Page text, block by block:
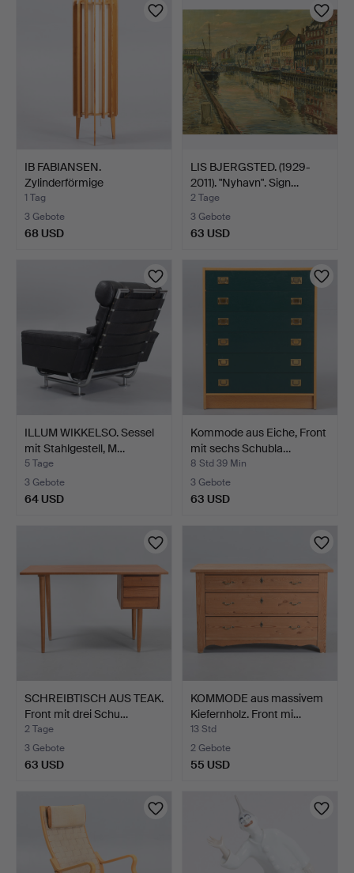
IB FABIANSEN.
Zylinderförmige
Stehleuchte …
1 Tag
3 Gebote
68 USD
LIS BJERGSTED. (1929-
2011). "Nyhavn". Sign…
2 Tage
3 Gebote
63 USD
ILLUM WIKKELSO. Sessel
mit Stahlgestell, M…
5 Tage
3 Gebote
64 USD
Kommode aus Eiche, Front
mit sechs Schubla…
8 Std 39 Min
3 Gebote
63 USD
SCHREIBTISCH AUS TEAK.
Front mit drei Schu…
2 Tage
3 Gebote
63 USD
KOMMODE aus massivem
Kiefernholz. Front mi…
13 Std
2 Gebote
55 USD